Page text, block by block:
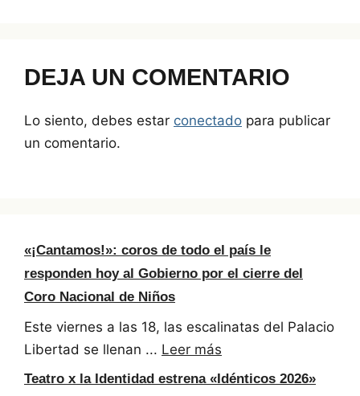
DEJA UN COMENTARIO
Lo siento, debes estar conectado para publicar
un comentario.
«¡Cantamos!»: coros de todo el país le
responden hoy al Gobierno por el cierre del
Coro Nacional de Niños
Este viernes a las 18, las escalinatas del Palacio
Libertad se llenan ... Leer más
Teatro x la Identidad estrena «Idénticos 2026»